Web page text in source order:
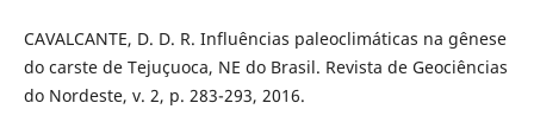
CAVALCANTE, D. D. R. Influências paleoclimáticas na gênese
do carste de Tejuçuoca, NE do Brasil. Revista de Geociências
do Nordeste, v. 2, p. 283-293, 2016.